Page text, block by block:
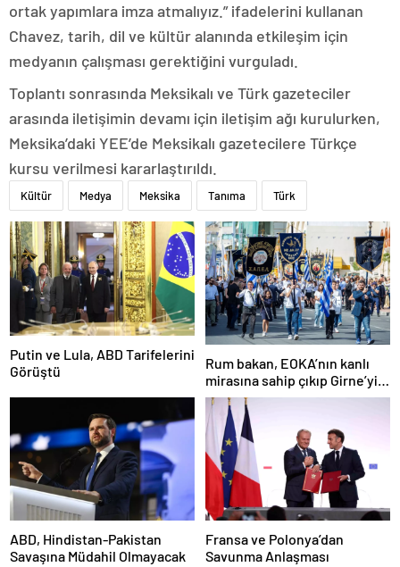
ortak yapımlara imza atmalıyız.” ifadelerini kullanan
Chavez, tarih, dil ve kültür alanında etkileşim için
medyanın çalışması gerektiğini vurguladı.
Toplantı sonrasında Meksikalı ve Türk gazeteciler
arasında iletişimin devamı için iletişim ağı kurulurken,
Meksika’daki YEE’de Meksikalı gazetecilere Türkçe
kursu verilmesi kararlaştırıldı.
Kültür Medya Meksika Tanıma Türk
Putin ve Lula, ABD Tarifelerini
Görüştü
Rum bakan, EOKA’nın kanlı
mirasına sahip çıkıp Girne’yi
hedef gösterdi
ABD, Hindistan-Pakistan
Savaşına Müdahil Olmayacak
Fransa ve Polonya’dan
Savunma Anlaşması